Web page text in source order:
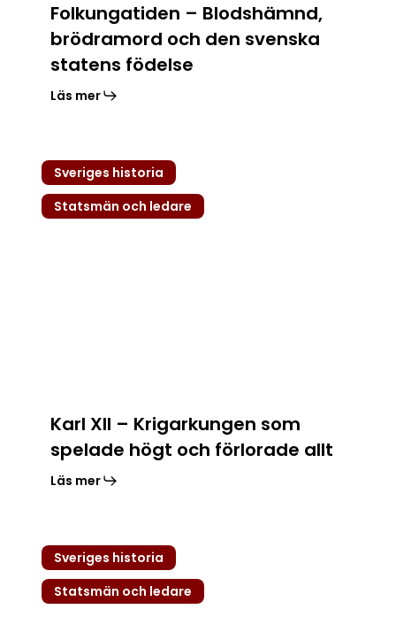
Folkungatiden – Blodshämnd,
brödramord och den svenska
statens födelse
Läs mer
Krigarkungen
Sveriges historia
Statsmän och ledare
Karl XII – Krigarkungen som
spelade högt och förlorade allt
Läs mer
Gråkappan,
Sveriges historia
Statsmän och ledare